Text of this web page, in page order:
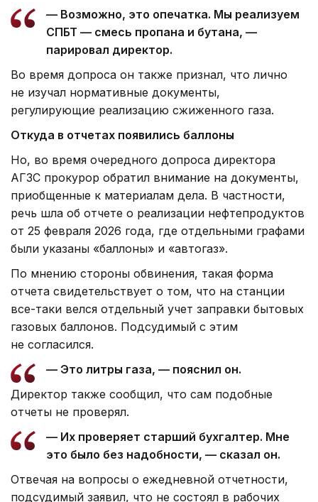
— Возможно, это опечатка. Мы реализуем
СПБТ — смесь пропана и бутана, —
парировал директор.
Во время допроса он также признал, что лично
не изучал нормативные документы,
регулирующие реализацию сжиженного газа.
Откуда в отчетах появились баллоны
Но, во время очередного допроса директора
АГЗС прокурор обратил внимание на документы,
приобщенные к материалам дела. В частности,
речь шла об отчете о реализации нефтепродуктов
от 25 февраля 2026 года, где отдельными графами
были указаны «баллоны» и «автогаз».
По мнению стороны обвинения, такая форма
отчета свидетельствует о том, что на станции
все-таки велся отдельный учет заправки бытовых
газовых баллонов. Подсудимый с этим
не согласился.
— Это литры газа, — пояснил он.
Директор также сообщил, что сам подобные
отчеты не проверял.
— Их проверяет старший бухгалтер. Мне
это было без надобности, — сказал он.
Отвечая на вопросы о ежедневной отчетности,
подсудимый заявил, что не состоял в рабочих